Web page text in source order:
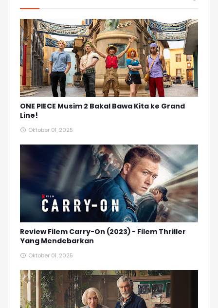
ONE PIECE Musim 2 Bakal Bawa Kita ke Grand
Line!
Oktober 01, 2025
Review Filem Carry-On (2023) - Filem Thriller
Yang Mendebarkan
Oktober 01, 2025